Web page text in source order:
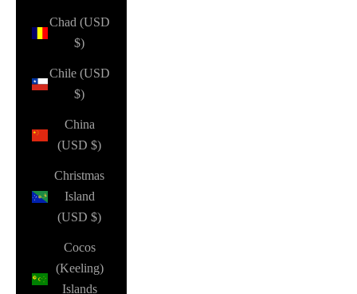
Chad (USD
$)
Chile (USD
$)
China
(USD $)
Christmas
Island
(USD $)
Cocos
(Keeling)
Islands